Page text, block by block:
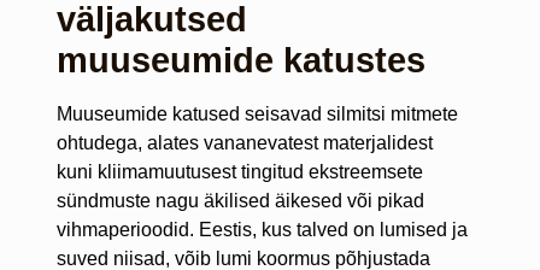
väljakutsed
muuseumide katustes
Muuseumide katused seisavad silmitsi mitmete
ohtudega, alates vananevatest materjalidest
kuni kliimamuutusest tingitud ekstreemsete
sündmuste nagu äkilised äikesed või pikad
vihmaperioodid. Eestis, kus talved on lumised ja
suved niisad, võib lumi koormus põhjustada